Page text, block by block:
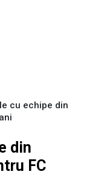
cu echipe din
din
FC